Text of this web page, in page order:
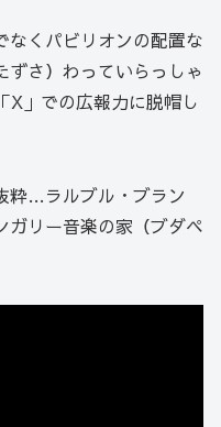
なくパビリオンの配置な
ずさ）わっていらっしゃ
X」での広報力に脱帽し
粋…ラルブル・ブラン
ガリー音楽の家（ブダペ